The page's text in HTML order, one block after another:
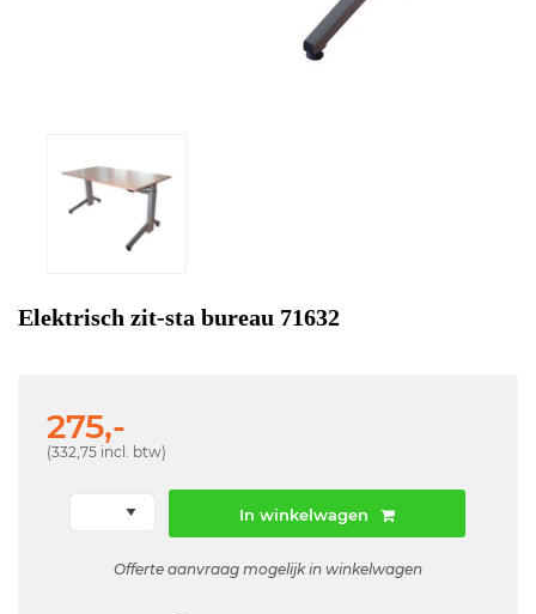
Elektrisch zit-sta bureau 71632
275,-
(332,75 incl. btw)
In winkelwagen
Offerte aanvraag mogelijk in winkelwagen